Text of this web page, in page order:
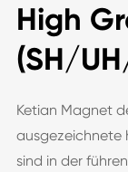
High
(SH/
Ketian Magnet
ausgezeichnete
sind in der